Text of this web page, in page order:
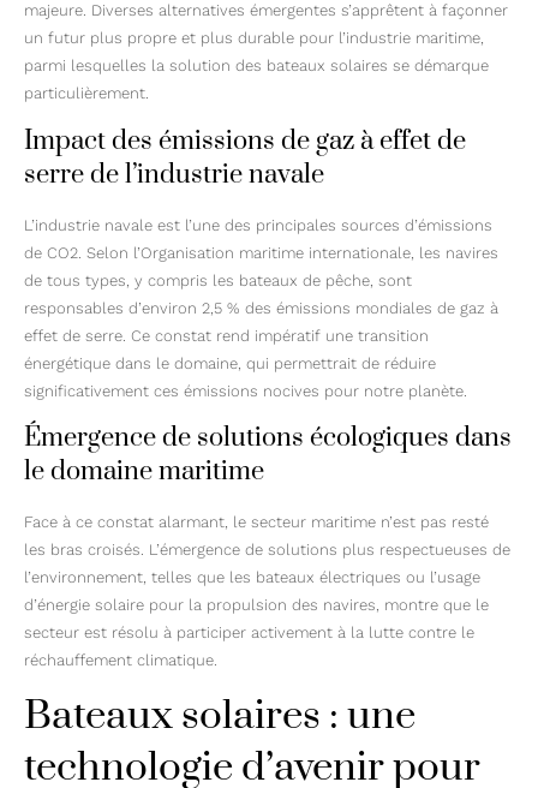
majeure. Diverses alternatives émergentes s’apprêtent à façonner
un futur plus propre et plus durable pour l’industrie maritime,
parmi lesquelles la solution des bateaux solaires se démarque
particulièrement.
Impact des émissions de gaz à effet de
serre de l’industrie navale
L’industrie navale est l’une des principales sources d’émissions
de CO2. Selon l’Organisation maritime internationale, les navires
de tous types, y compris les bateaux de pêche, sont
responsables d’environ 2,5 % des émissions mondiales de gaz à
effet de serre. Ce constat rend impératif une transition
énergétique dans le domaine, qui permettrait de réduire
significativement ces émissions nocives pour notre planète.
Émergence de solutions écologiques dans
le domaine maritime
Face à ce constat alarmant, le secteur maritime n’est pas resté
les bras croisés. L’émergence de solutions plus respectueuses de
l’environnement, telles que les bateaux électriques ou l’usage
d’énergie solaire pour la propulsion des navires, montre que le
secteur est résolu à participer activement à la lutte contre le
réchauffement climatique.
Bateaux solaires : une
technologie d’avenir pour